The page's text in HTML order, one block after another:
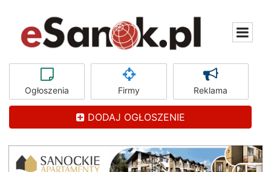
Ogłoszenia Firmy Reklama
DODAJ OGŁOSZENIE